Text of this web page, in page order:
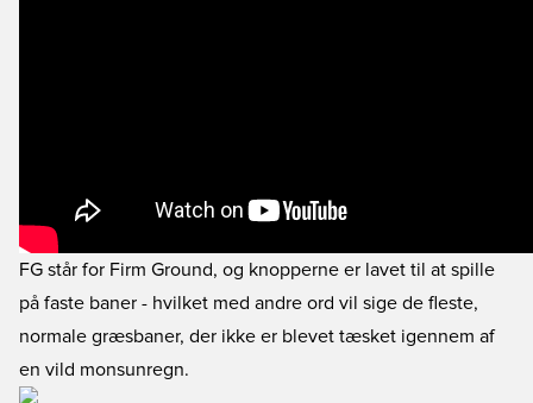
FG står for Firm Ground, og knopperne er lavet til at spille
på faste baner - hvilket med andre ord vil sige de fleste,
normale græsbaner, der ikke er blevet tæsket igennem af
en vild monsunregn.